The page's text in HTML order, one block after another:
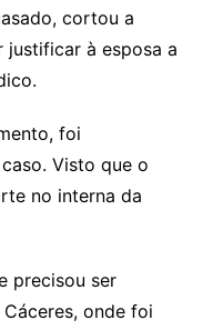
cortou a
justificar à esposa a
foi
Visto que o
no interna da
precisou ser
onde foi